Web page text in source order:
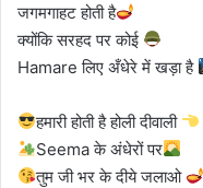
जगमगाहट होती है
क्योंकि सरहद पर कोई
Hamare लिए अँधेरे में खड़ा है
हमारी होती है होली दीवाली
Seema के अंधेरों पर
तुम जी भर के दीये जलाओ